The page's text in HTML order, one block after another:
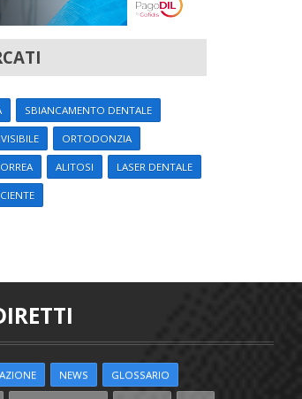
SBIANCAMENTO DENTALE
ORTODONZIA
ALITOSI LASER DENTALE
NEWS GLOSSARIO